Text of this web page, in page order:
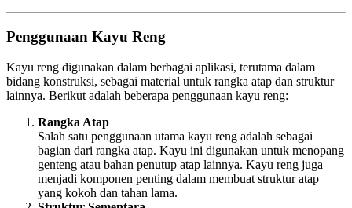
Penggunaan Kayu Reng
Kayu reng digunakan dalam berbagai aplikasi, terutama dalam
bidang konstruksi, sebagai material untuk rangka atap dan struktur
lainnya. Berikut adalah beberapa penggunaan kayu reng:
Rangka Atap
Salah satu penggunaan utama kayu reng adalah sebagai
bagian dari rangka atap. Kayu ini digunakan untuk menopang
genteng atau bahan penutup atap lainnya. Kayu reng juga
menjadi komponen penting dalam membuat struktur atap
yang kokoh dan tahan lama.